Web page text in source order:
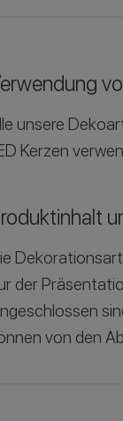
unsere
Kerzen
der
von den